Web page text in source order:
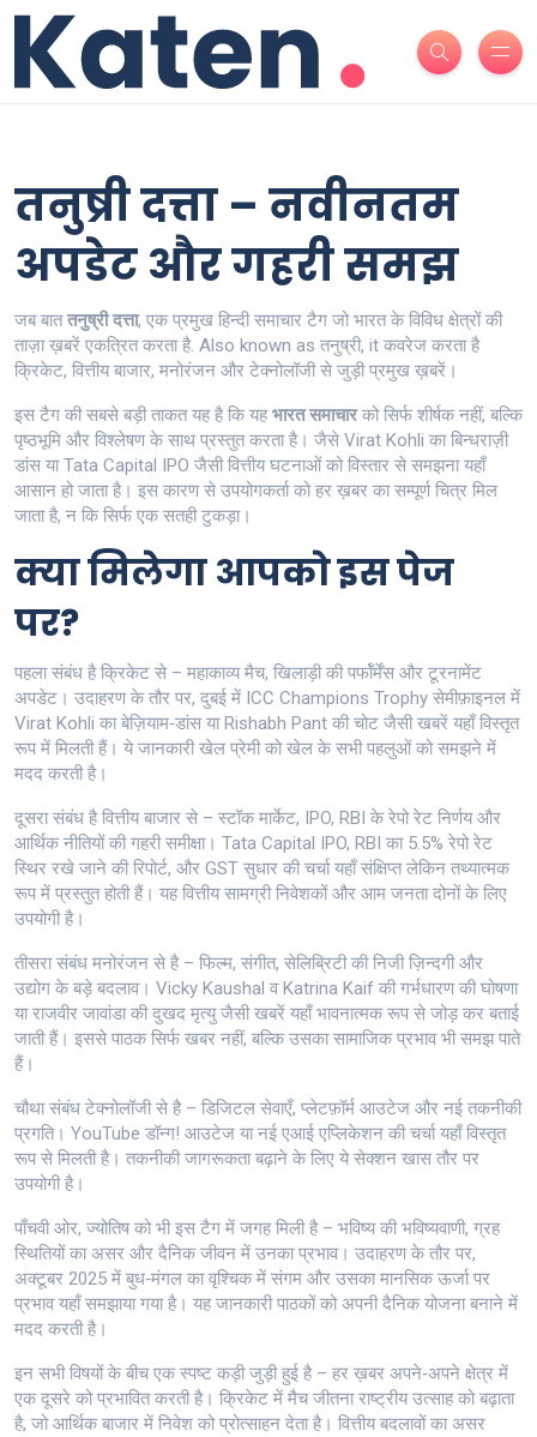
तनुष्री दत्ता – नवीनतम
अपडेट और गहरी समझ
जब बाततनुष्री दत्ता, एक प्रमुख हिन्दी समाचार टैग जो भारत के विविध क्षेत्रों की
ताज़ा ख़बरें एकत्रित करता है. Also known as तनुष्री, it कवरेज करता है
क्रिकेट, वित्तीय बाजार, मनोरंजन और टेक्नोलॉजीसे जुड़ी प्रमुख ख़बरें।
इस टैग की सबसे बड़ी ताकत यह है कि यहभारत समाचारको सिर्फ शीर्षक नहीं, बल्कि
पृष्ठभूमि और विश्लेषण के साथ प्रस्तुत करता है। जैसे Virat Kohli का बिन्धराज़ी
डांस या Tata Capital IPO जैसी वित्तीय घटनाओं को विस्तार से समझना यहाँ
आसान हो जाता है। इस कारण से उपयोगकर्ता को हर ख़बर का सम्पूर्ण चित्र मिल
जाता है, न कि सिर्फ एक सतही टुकड़ा।
क्या मिलेगा आपको इस पेज
पर?
पहला संबंध हैक्रिकेट से – महाकाव्य मैच, खिलाड़ी की पर्फॉर्मेंस और टूरनामेंट
अपडेट। उदाहरण के तौर पर, दुबई में ICC Champions Trophy सेमीफ़ाइनल में
Virat Kohli का बेज़ियाम‑डांस या Rishabh Pant की चोट जैसी खबरें यहाँ विस्तृत
रूप में मिलती हैं। ये जानकारी खेल प्रेमी को खेल के सभी पहलुओं को समझने में
मदद करती है।
दूसरा संबंध हैवित्तीय बाजार से – स्टॉक मार्केट, IPO, RBI के रेपो रेट निर्णय और
आर्थिक नीतियों की गहरी समीक्षा। Tata Capital IPO, RBI का 5.5% रेपो रेट
स्थिर रखे जाने की रिपोर्ट, और GST सुधार की चर्चा यहाँ संक्षिप्त लेकिन तथ्यात्मक
रूप में प्रस्तुत होती हैं। यह वित्तीय सामग्री निवेशकों और आम जनता दोनों के लिए
उपयोगी है।
तीसरा संबंध मनोरंजन से है – फिल्म, संगीत, सेलिब्रिटी की निजी ज़िन्दगी और
उद्योग के बड़े बदलाव। Vicky Kaushal व Katrina Kaif की गर्भधारण की घोषणा
या राजवीर जावांडा की दुखद मृत्यु जैसी खबरें यहाँ भावनात्मक रूप से जोड़ कर बताई
जाती हैं। इससे पाठक सिर्फ खबर नहीं, बल्कि उसका सामाजिक प्रभाव भी समझ पाते
हैं।
चौथा संबंध टेक्नोलॉजीसे है – डिजिटल सेवाएँ, प्लेटफ़ॉर्म आउटेज और नई तकनीकी
प्रगति। YouTube डॉन्ग! आउटेज या नई एआई एप्लिकेशन की चर्चा यहाँ विस्तृत
रूप से मिलती है। तकनीकी जागरूकता बढ़ाने के लिए ये सेक्शन खास तौर पर
उपयोगी है।
पाँचवी ओर, ज्योतिषको भी इस टैग में जगह मिली है – भविष्य की भविष्यवाणी, ग्रह
स्थितियों का असर और दैनिक जीवन में उनका प्रभाव। उदाहरण के तौर पर,
अक्टूबर 2025 में बुध‑मंगल का वृश्चिक में संगम और उसका मानसिक ऊर्जा पर
प्रभाव यहाँ समझाया गया है। यह जानकारी पाठकों को अपनी दैनिक योजना बनाने में
मदद करती है।
इन सभी विषयों के बीच एक स्पष्ट कड़ी जुड़ी हुई है – हर ख़बर अपने‑अपने क्षेत्र में
एक दूसरे को प्रभावित करती है। क्रिकेट में मैच जीतना राष्ट्रीय उत्साह को बढ़ाता
है, जो आर्थिक बाजार में निवेश को प्रोत्साहन देता है। वित्तीय बदलावों का असर